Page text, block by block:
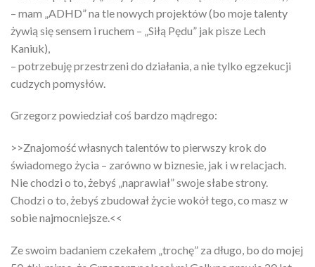
– mam „ADHD” na tle nowych projektów (bo moje talenty
żywią się sensem i ruchem – „Siłą Pędu” jak pisze Lech
Kaniuk),
– potrzebuję przestrzeni do działania, a nie tylko egzekucji
cudzych pomysłów.
Grzegorz powiedział coś bardzo mądrego:
>>Znajomość własnych talentów to pierwszy krok do
świadomego życia – zarówno w biznesie, jak i w relacjach.
Nie chodzi o to, żebyś „naprawiał” swoje słabe strony.
Chodzi o to, żebyś zbudował życie wokół tego, co masz w
sobie najmocniejsze.<<
Ze swoim badaniem czekałem „trochę” za długo, bo do mojej